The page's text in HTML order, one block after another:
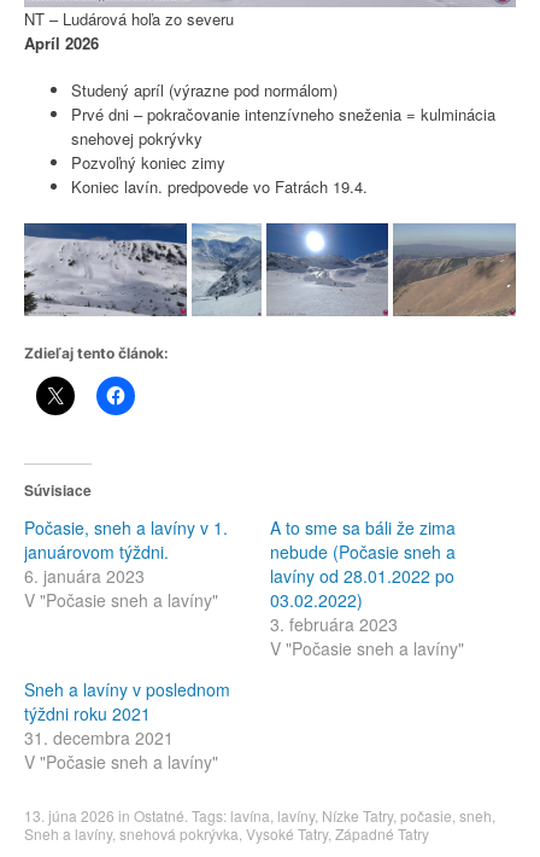
NT – Ludárová hoľa zo severu
Apríl 2026
Studený apríl (výrazne pod normálom)
Prvé dni – pokračovanie intenzívneho sneženia = kulminácia
snehovej pokrývky
Pozvoľný koniec zimy
Koniec lavín. predpovede vo Fatrách 19.4.
Zdieľaj tento článok:
Súvisiace
Počasie, sneh a lavíny v 1.
januárovom týždni.
6. januára 2023
V "Počasie sneh a lavíny"
A to sme sa báli že zima
nebude (Počasie sneh a
lavíny od 28.01.2022 po
03.02.2022)
3. februára 2023
V "Počasie sneh a lavíny"
Sneh a lavíny v poslednom
týždni roku 2021
31. decembra 2021
V "Počasie sneh a lavíny"
13. júna 2026 in Ostatné . Tags: lavína lavíny, Nízke Tatry, počasie sneh
Sneh a lavíny, snehová pokrývka Vysoké Tatry, Západné Tatry